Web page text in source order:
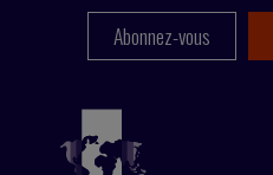
Abonnez-vous